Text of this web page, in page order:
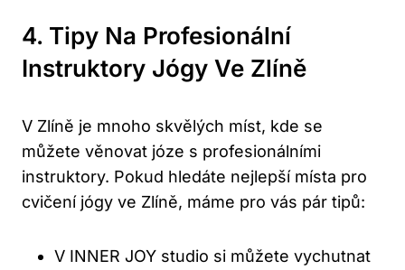
4. Tipy Na Profesionální
Instruktory ⁢jógy Ve Zlíně
V Zlíně je ​mnoho⁢ skvělých ‍míst, kde​ se​
můžete věnovat józe s profesionálními
instruktory. Pokud hledáte‍ nejlepší místa pro
cvičení jógy ve Zlíně, máme pro vás pár tipů:
V INNER JOY studio si můžete vychutnat